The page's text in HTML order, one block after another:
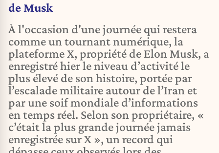
de Musk
À l'occasion d'une journée qui restera
comme un tournant numérique, la
plateforme X, propriété de Elon Musk, a
enregistré hier le niveau d’activité le
plus élevé de son histoire, portée par
l’escalade militaire autour de l’Iran et
par une soif mondiale d’informations
en temps réel. Selon son propriétaire, «
c’était la plus grande journée jamais
enregistrée sur X », un record qui